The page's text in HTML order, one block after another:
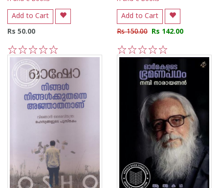
Add to Cart
Rs 50.00
5
4
3
2
1
Add to Cart
Rs 150.00 Rs 142.00
5
4
3
2
1